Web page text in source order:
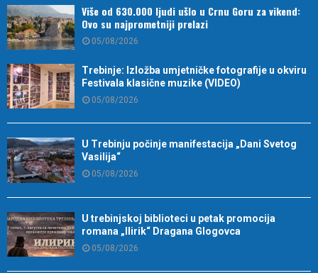
Više od 630.000 ljudi ušlo u Crnu Goru za vikend:
Ovo su najprometniji prelazi
05/08/2026
Trebinje: Izložba umjetničke fotografije u okviru
Festivala klasične muzike (VIDEO)
05/08/2026
U Trebinju počinje manifestacija „Dani Svetog
Vasilija“
05/08/2026
U trebinjskoj biblioteci u petak promocija
romana „Ilirik“ Dragana Glogovca
05/08/2026